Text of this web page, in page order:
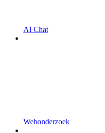
AI Chat
Webonderzoek